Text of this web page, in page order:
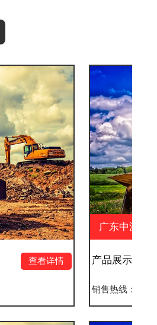
广东中源实业 中源房地产经纪有
限公司 中源户外广告
产品展示十二